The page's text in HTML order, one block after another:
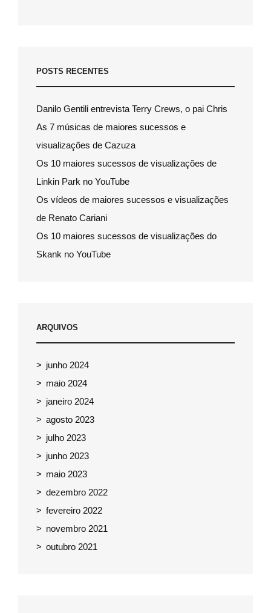
POSTS RECENTES
Danilo Gentili entrevista Terry Crews, o pai Chris
As 7 músicas de maiores sucessos e
visualizações de Cazuza
Os 10 maiores sucessos de visualizações de
Linkin Park no YouTube
Os vídeos de maiores sucessos e visualizações
de Renato Cariani
Os 10 maiores sucessos de visualizações do
Skank no YouTube
ARQUIVOS
junho 2024
maio 2024
janeiro 2024
agosto 2023
julho 2023
junho 2023
maio 2023
dezembro 2022
fevereiro 2022
novembro 2021
outubro 2021